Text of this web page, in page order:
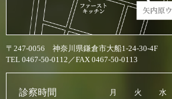
〒247-0056 神奈川県鎌倉市大船1-24-30-4F
TEL 0467-50-0112／FAX 0467-50-0113
診察時間 月 火 水